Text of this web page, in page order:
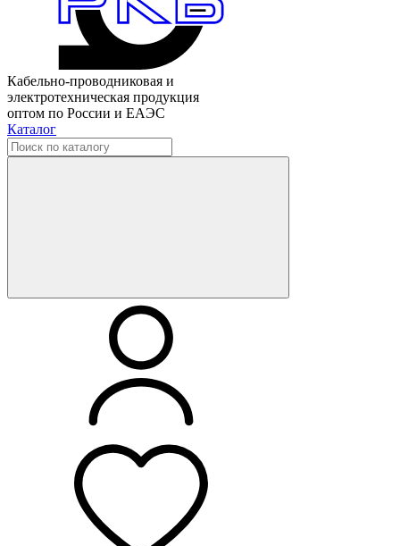
Кабельно-проводниковая и
электротехническая продукция
оптом по России и ЕАЭС
Каталог